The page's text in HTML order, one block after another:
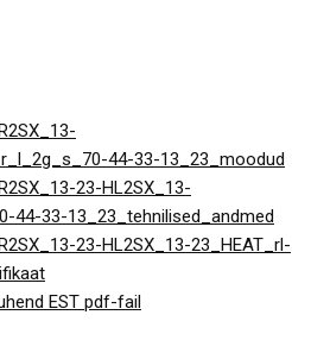
44-33-13_23_moodud
23-HL2SX_13-
44-33-13_23_tehnilised_andmed
23-HL2SX_13-23_HEAT_rl-
EST pdf-fail